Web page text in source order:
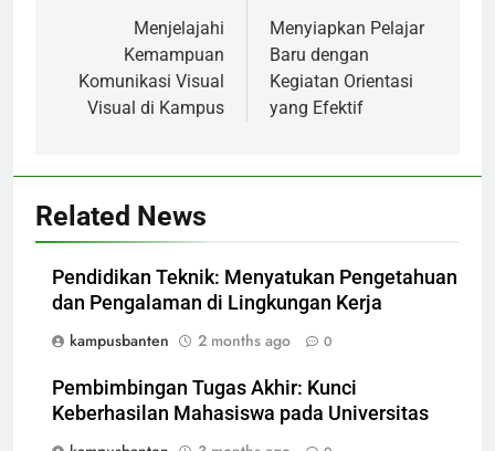
navigationMenjelajahi
Kemampuan
Komunikasi Visual
Visual di Kampus
Menyiapkan Pelajar
Baru dengan
Kegiatan Orientasi
yang Efektif
Related News
Pendidikan Teknik: Menyatukan Pengetahuan
dan Pengalaman di Lingkungan Kerja
kampusbanten
2 months ago 0
Pembimbingan Tugas Akhir: Kunci
Keberhasilan Mahasiswa pada Universitas